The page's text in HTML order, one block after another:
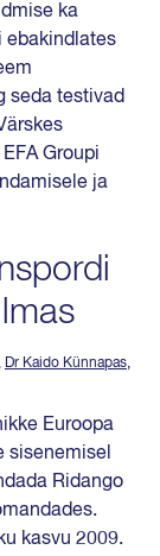
ka
ebakindlates
seda testivad
Groupi
ja
, Dr Kaido Künnapas,
Euroopa
sisenemisel
Ridango
kasvu 2009.